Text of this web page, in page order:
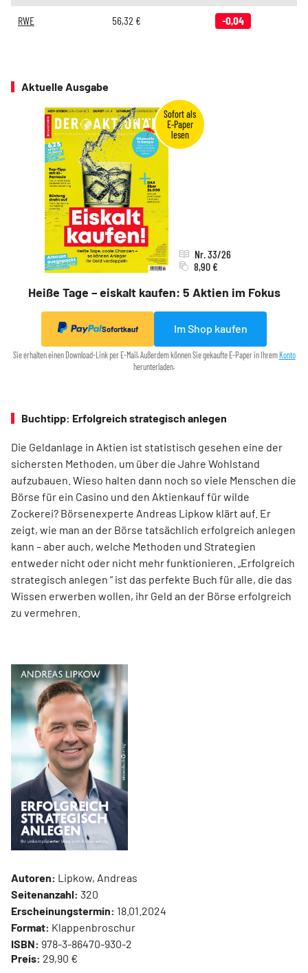
RWE 56,32 € -0,04
Aktuelle Ausgabe
Heiße Tage – eiskalt kaufen: 5 Aktien im Fokus
Nr. 33/26
8,90 €
Sofortkauf Im Shop kaufen
Sie erhalten einen Download-Link per E-Mail. Außerdem können Sie gekaufte E-Paper in IhremKonto
herunterladen.
Buchtipp: Erfolgreich strategisch anlegen
Die Geldanlage in Aktien ist statistisch gesehen eine der
sichersten Methoden, um über die Jahre Wohlstand
aufzubauen. Wieso halten dann noch so viele Menschen die
Börse für ein Casino und den Aktienkauf für wilde
Zockerei? Börsenexperte Andreas Lipkow klärt auf. Er
zeigt, wie man an der Börse tatsächlich erfolgreich anlegen
kann – aber auch, welche Methoden und Strategien
entweder nicht oder nicht mehr funktionieren. „Erfolgreich
strategisch anlegen “ ist das perfekte Buch für alle, die das
Wissen erwerben wollen, ihr Geld an der Börse erfolgreich
zu vermehren.
Autoren: Lipkow, Andreas
Seitenanzahl: 320
Erscheinungstermin: 18.01.2024
Format: Klappenbroschur
ISBN: 978-3-86470-930-2
Preis: 29,90 €